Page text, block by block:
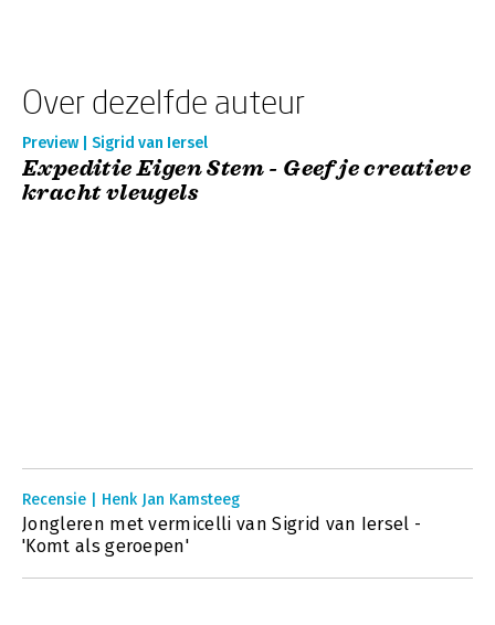
Over dezelfde auteur
Preview | Sigrid van Iersel
Expeditie Eigen Stem - Geef je creatieve
kracht vleugels
Recensie | Henk Jan Kamsteeg
Jongleren met vermicelli van Sigrid van Iersel -
'Komt als geroepen'